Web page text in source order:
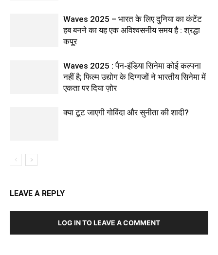
Waves 2025 – भारत के लिए दुनिया का कंटेंट
हब बनने का यह एक अविश्वसनीय समय है : श्रद्धा
कपूर
Waves 2025 : पैन-इंडिया सिनेमा कोई कल्पना
नहीं है; फिल्म उद्योग के दिग्गजों ने भारतीय सिनेमा में
एकता पर दिया ज़ोर
क्या टूट जाएगी गोविंदा और सुनीता की शादी?
LEAVE A REPLY
LOG IN TO LEAVE A COMMENT